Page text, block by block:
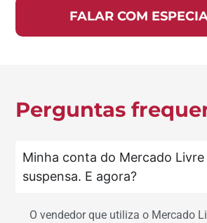
FALAR COM
Perguntas
Minha conta do Mercado
suspensa. E agora?
O vendedor que utiliza o Mercado